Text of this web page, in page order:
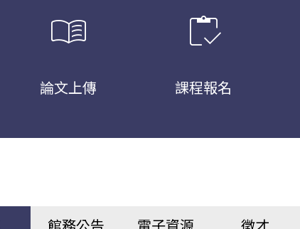
menu_book
論文上傳
inventory
課程報名
館務公告 電子資源 徵才